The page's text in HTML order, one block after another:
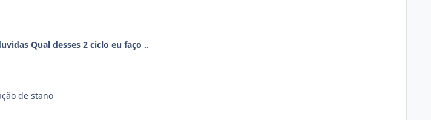
Qual desses 2 ciclo eu faço ..
de stano